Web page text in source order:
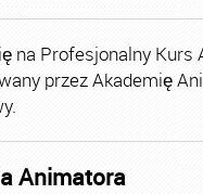
na Profesjonalny Kurs
przez Akademię
Animatora